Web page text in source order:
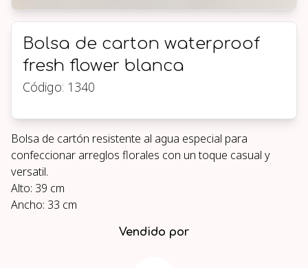
Bolsa de carton waterproof
fresh flower blanca
Código: 1340
Bolsa de cartón resistente al agua especial para
confeccionar arreglos florales con un toque casual y
versatil.
Alto: 39 cm
Ancho: 33 cm
Vendido por